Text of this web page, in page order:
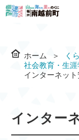
ホーム く
社会教育・生涯
インターネッ
インター